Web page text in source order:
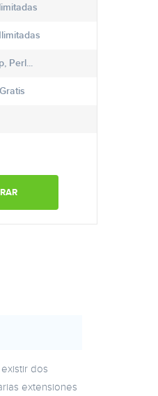
Perl...
dos
extensiones